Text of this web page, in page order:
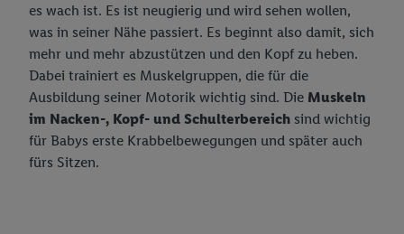
es wach ist. Es ist neugierig und wird sehen wollen,
was in seiner Nähe passiert. Es beginnt also damit, sich
mehr und mehr abzustützen und den Kopf zu heben.
Dabei trainiert es Muskelgruppen, die für die
Ausbildung seiner Motorik wichtig sind. Die Muskeln
im Nacken-, Kopf- und Schulterbereich sind wichtig
für Babys erste Krabbelbewegungen und später auch
fürs Sitzen.